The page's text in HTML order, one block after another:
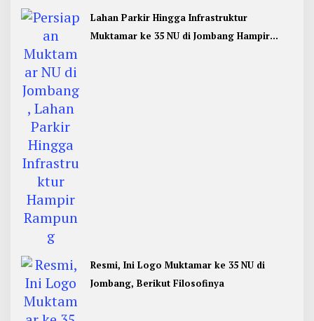
Lahan Parkir Hingga Infrastruktur
Muktamar ke 35 NU di Jombang Hampir
Resmi, Ini Logo Muktamar ke 35 NU di
Jombang, Berikut Filosofinya